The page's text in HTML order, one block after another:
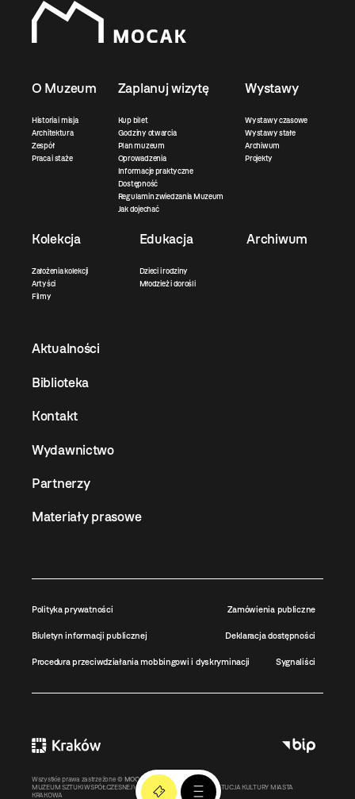
O Muzeum
Historia i misja
Architektura
Zespół
Praca i staże
Zaplanuj wizytę
Kup bilet
Godziny otwarcia
Plan muzeum
Oprowadzenia
Informacje praktyczne
Dostępność
Regulamin zwiedzania Muzeum
Jak dojechać
Wystawy
Wystawy czasowe
Wystawy stałe
Archiwum
Projekty
Kolekcja
Założenia kolekcji
Artyści
Filmy
Edukacja
Dzieci i rodziny
Młodzież i dorośli
Archiwum
Aktualności
Biblioteka
Kontakt
Wydawnictwo
Partnerzy
Materiały prasowe
Polityka prywatności Zamówienia publiczne
Biuletyn informacji publicznej Deklaracja dostępności
Procedura przeciwdziałania mobbingowi i dyskryminacji Sygnaliści
Wszystkie prawa zastrzeżone © MOCAK2011-2026
MUZEUM SZTUKI WSPÓŁCZESNEJ W KRAKOWIE MOCAK – INSTYTUCJA KULTURY MIASTA
KRAKOWA